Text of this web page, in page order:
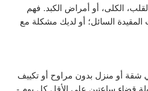
الكلى، أو أمراض الكبد. فهم
المقيدة السائل؛ أو لديك مشكلة مع
شقة أو منزل بدون مراوح أو تكييف
قضاء ساعتين على الأقل كل يوم -